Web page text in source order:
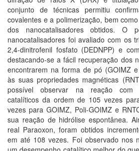
conjunto de técnicas permitiu
covalentes e a polimerização, bem
dos nanocatalisadores obtidos. O
nanocatalisadores foi avaliado com os
2,4-dinitrofenil fosfato (DEDNPP) e
destacando-se a fácil recuperação dos
encontrarem na forma de pó (GOIMZ
às suas propriedades magnéticas
possível observar na reação com
catalíticos da ordem de 105 vezes
vezes para GOIMZ, Poli-GOIMZ e
sua reação de hidrólise espontânea.
real Paraoxon, foram obtidos
em até 108 vezes. Foi observado nos